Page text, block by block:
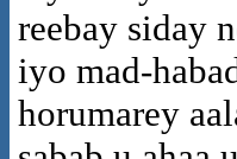
reebay siday
iyo mad-
horumarey